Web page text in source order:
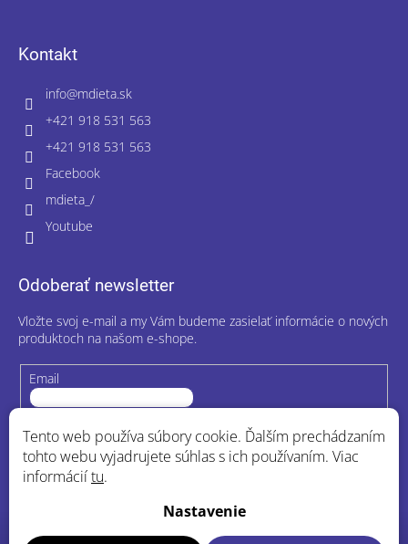
Tento web používa súbory cookie. Ďalším prechádzaním
tohto webu vyjadrujete súhlas s ich používaním. Viac
informáciítu.
Nastavenie
Kontakt
info@mdieta.sk
+421 918 531 563
+421 918 531 563
Facebook
mdieta_/
Youtube
Odoberať newsletter
Vložte svoj e-mail a my Vám budeme zasielať informácie o nových
produktoch na našom e-shope.
Email
Vložením e-mailu súhlasíte s
podmienkami ochrany osobných
údajov
Prihlásiť sa